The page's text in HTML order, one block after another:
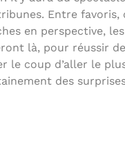
Entre favoris,
en perspective,
là, pour réussir
le coup d’aller le
des